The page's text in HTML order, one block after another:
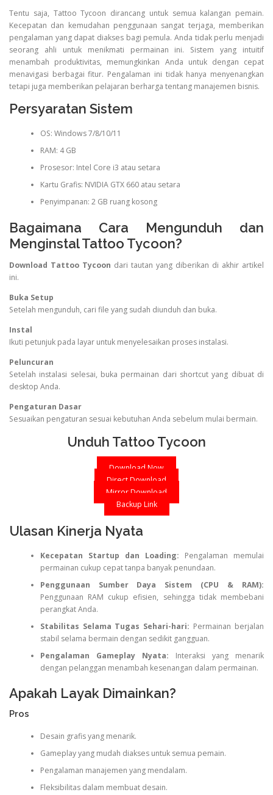
Tentu saja, Tattoo Tycoon dirancang untuk semua kalangan pemain.
Kecepatan dan kemudahan penggunaan sangat terjaga, memberikan
pengalaman yang dapat diakses bagi pemula. Anda tidak perlu menjadi
seorang ahli untuk menikmati permainan ini. Sistem yang intuitif
menambah produktivitas, memungkinkan Anda untuk dengan cepat
menavigasi berbagai fitur. Pengalaman ini tidak hanya menyenangkan
tetapi juga memberikan pelajaran berharga tentang manajemen bisnis.
Persyaratan Sistem
OS: Windows 7/8/10/11
RAM: 4 GB
Prosesor: Intel Core i3 atau setara
Kartu Grafis: NVIDIA GTX 660 atau setara
Penyimpanan: 2 GB ruang kosong
Bagaimana Cara Mengunduh dan
Menginstal Tattoo Tycoon?
Download Tattoo Tycoon dari tautan yang diberikan di akhir artikel
ini.
Buka Setup
Setelah mengunduh, cari file yang sudah diunduh dan buka.
Instal
Ikuti petunjuk pada layar untuk menyelesaikan proses instalasi.
Peluncuran
Setelah instalasi selesai, buka permainan dari shortcut yang dibuat di
desktop Anda.
Pengaturan Dasar
Sesuaikan pengaturan sesuai kebutuhan Anda sebelum mulai bermain.
Unduh Tattoo Tycoon
Download Now
Direct Download
Mirror Download
Backup Link
Ulasan Kinerja Nyata
Kecepatan Startup dan Loading: Pengalaman memulai
permainan cukup cepat tanpa banyak penundaan.
Penggunaan Sumber Daya Sistem (CPU & RAM):
Penggunaan RAM cukup efisien, sehingga tidak membebani
perangkat Anda.
Stabilitas Selama Tugas Sehari-hari: Permainan berjalan
stabil selama bermain dengan sedikit gangguan.
Pengalaman Gameplay Nyata: Interaksi yang menarik
dengan pelanggan menambah kesenangan dalam permainan.
Apakah Layak Dimainkan?
Pros
Desain grafis yang menarik.
Gameplay yang mudah diakses untuk semua pemain.
Pengalaman manajemen yang mendalam.
Fleksibilitas dalam membuat desain.